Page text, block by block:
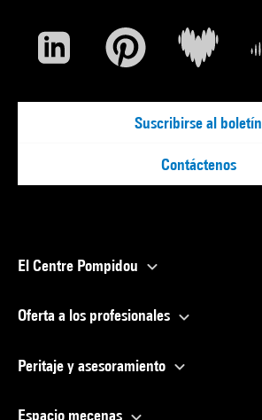
Suscribirse al boletín
Contáctenos
El Centre Pompidou
Oferta a los profesionales
Peritaje y asesoramiento
Espacio mecenas